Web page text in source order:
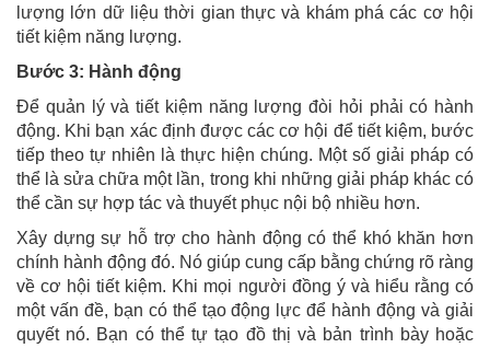
lượng lớn dữ liệu thời gian thực và khám phá các cơ hội
tiết kiệm năng lượng.
Bước 3: Hành động
Để quản lý và tiết kiệm năng lượng đòi hỏi phải có hành
động. Khi bạn xác định được các cơ hội để tiết kiệm, bước
tiếp theo tự nhiên là thực hiện chúng. Một số giải pháp có
thể là sửa chữa một lần, trong khi những giải pháp khác có
thể cần sự hợp tác và thuyết phục nội bộ nhiều hơn.
Xây dựng sự hỗ trợ cho hành động có thể khó khăn hơn
chính hành động đó. Nó giúp cung cấp bằng chứng rõ ràng
về cơ hội tiết kiệm. Khi mọi người đồng ý và hiểu rằng có
một vấn đề, bạn có thể tạo động lực để hành động và giải
quyết nó. Bạn có thể tự tạo đồ thị và bản trình bày hoặc